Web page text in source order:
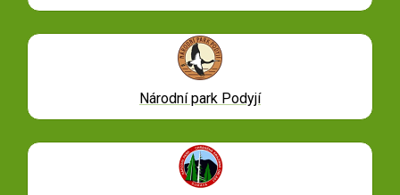
Národní park Podyjí